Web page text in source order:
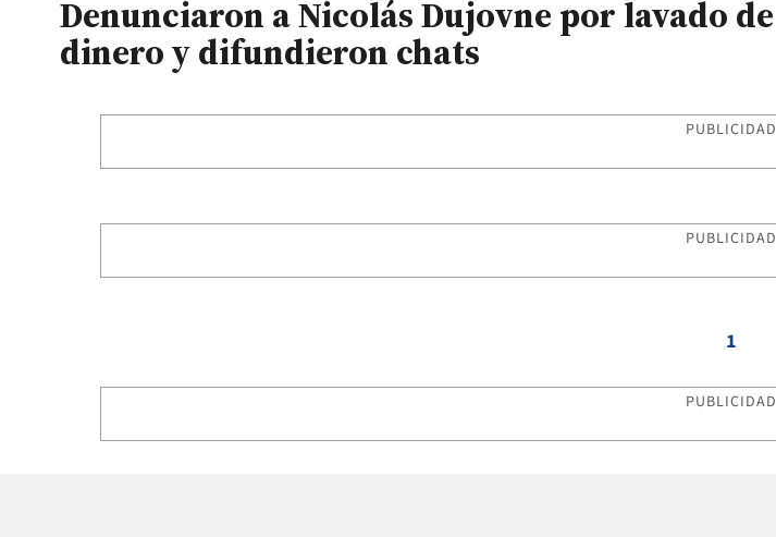
Denunciaron a Nicolás Dujovne por lavado de
dinero y difundieron chats
PUBLICIDAD
PUBLICIDAD
1
PUBLICIDAD